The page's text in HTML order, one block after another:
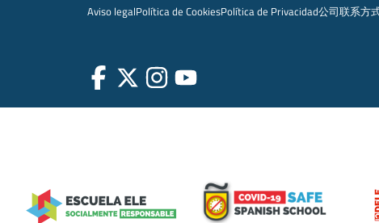
Aviso legalPolítica de CookiesPolítica de Privacidad公司联系方